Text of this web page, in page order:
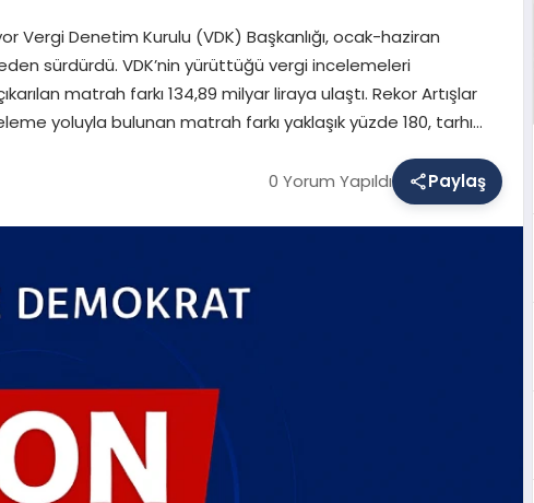
Vergi Denetim Kurulu (VDK) Başkanlığı, ocak-haziran
sürdürdü. VDK’nin yürüttüğü vergi incelemeleri
matrah farkı 134,89 milyar liraya ulaştı. Rekor Artışlar
yoluyla bulunan matrah farkı yaklaşık yüzde 180, tarhı…
0 Yorum Yapıldı Paylaş